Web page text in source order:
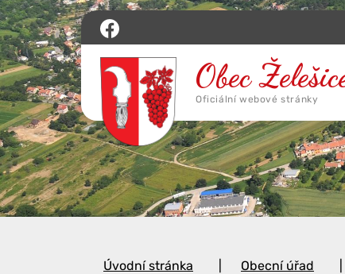
Úvodní stránka Obecní úřad